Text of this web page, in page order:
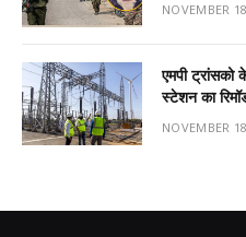
NOVEMBER
एमपी ट्रांसको
स्टेशन का
NOVEMBER